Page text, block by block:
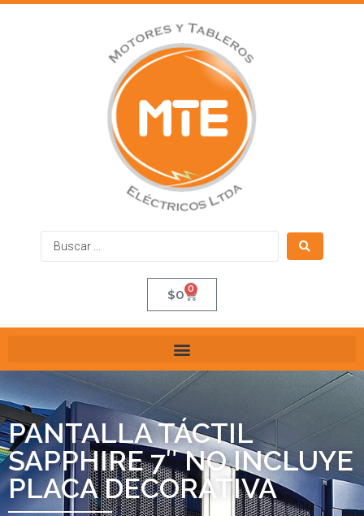
$0 0
PANTALLA TÁCTIL
SAPPHIRE 7″ NO INCLUYE
PLACA DECORATIVA